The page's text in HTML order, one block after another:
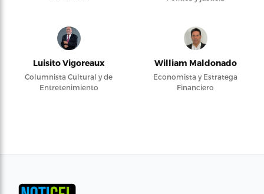
Luisito Vigoreaux
Columnista Cultural y de
Entretenimiento
William Maldonado
Economista y Estratega
Financiero